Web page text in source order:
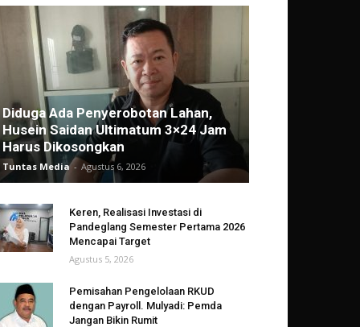
Diduga Ada Penyerobotan Lahan,
Husein Saidan Ultimatum 3×24 Jam
Harus Dikosongkan
Tuntas Media - Agustus 6, 2026
Keren, Realisasi Investasi di
Pandeglang Semester Pertama 2026
Mencapai Target
Agustus 5, 2026
Pemisahan Pengelolaan RKUD
dengan Payroll. Mulyadi: Pemda
Jangan Bikin Rumit